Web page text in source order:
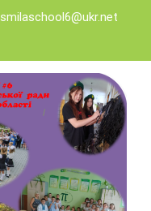
smilaschool6@ukr.net